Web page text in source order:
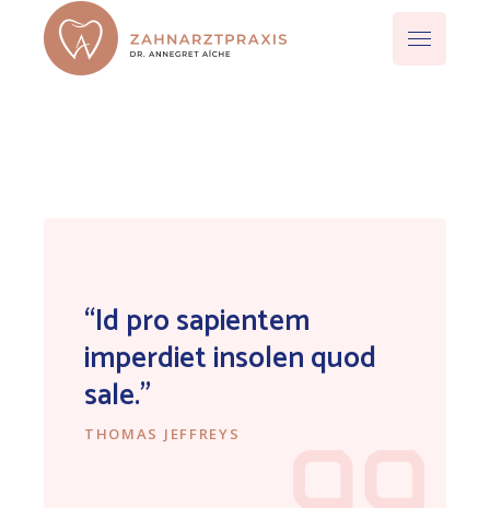
“Id pro sapientem
imperdiet insolen quod
sale.”
THOMAS JEFFREYS